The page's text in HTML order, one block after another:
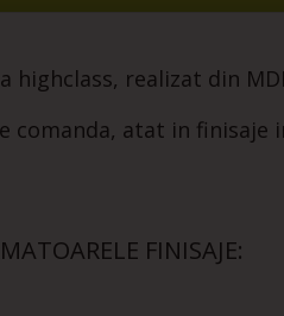
highclass, realizat din
comanda, atat in finisaje
FINISAJE: